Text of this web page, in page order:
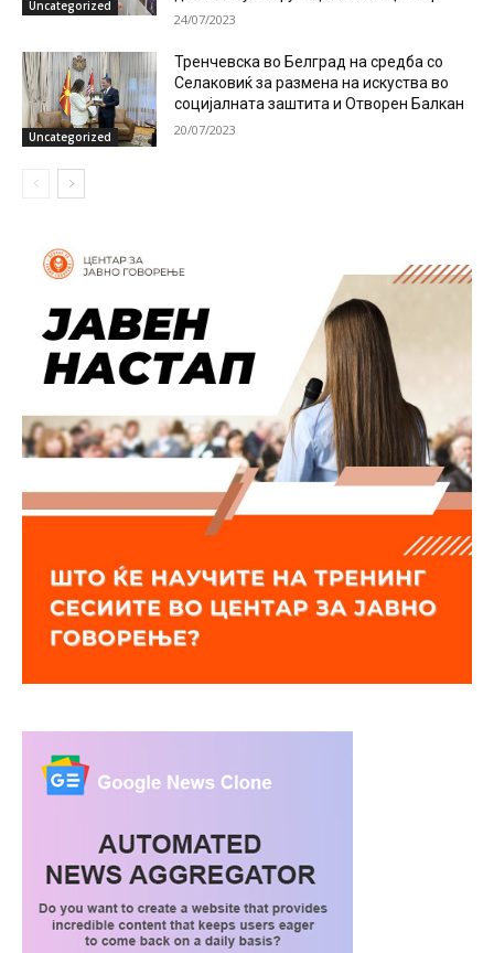
Uncategorized
24/07/2023
Uncategorized
Тренчевска во Белград на средба со
Селаковиќ за размена на искуства во
социјалната заштита и Отворен Балкан
20/07/2023